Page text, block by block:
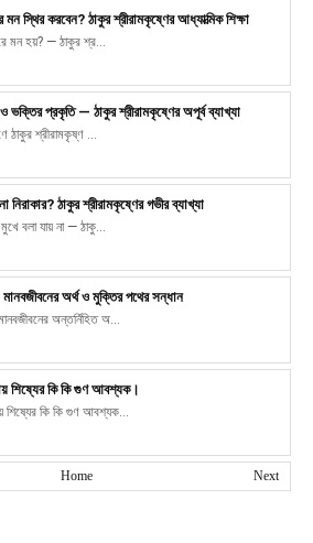
মন স্থির করবেন? ঠাকুর শ্রীরামকৃষ্ণের আধ্যাত্মিক শিক্ষা
মন হয়? — ঠাকুর শ্র...
ভক্তির প্রকৃতি — ঠাকুর শ্রীরামকৃষ্ণের অপূর্ব ব্যাখ্যা
ঠাকুর শ্রীরামকৃষ্ণ ...
নিরাকার? ঠাকুর শ্রীরামকৃষ্ণের গভীর ব্যাখ্যা
বলা যায় না — ঠাকু...
মানবজীবনের অর্থ ও মুক্তির পথের সন্ধান
অন্তর্নিহিত অ...
শিষ্যের কি কি গুণ আবশ্যক।
শিষ্যের কি কি গুণ আবশ্যক...
Next
Home